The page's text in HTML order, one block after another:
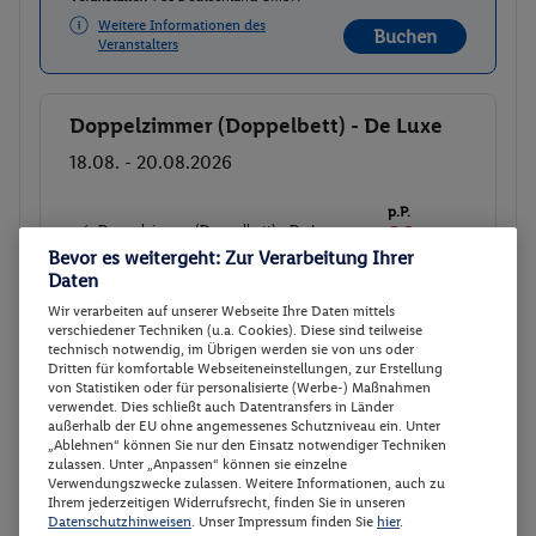
Weitere Informationen des
Veranstalters
Buchen
Buchen
Doppelzimmer (Doppelbett) - De Luxe
18.08. - 20.08.2026
Doppelzimmer (Doppelbett) - De Luxe
Frühstück
p.P.
33.-
Veranstalter:TUI Deutschland GmbH
Weitere Informationen des
Veranstalters
Nicht
verfügbar
Buchen
Doppelzimmer (Doppelbett) - De Luxe
19.08. - 21.08.2026
Bevor es weitergeht: Zur Verarbeitung Ihrer
Daten
Wir verarbeiten auf unserer Webseite Ihre Daten mittels
verschiedener Techniken (u.a. Cookies). Diese sind teilweise
technisch notwendig, im Übrigen werden sie von uns oder
Dritten für komfortable Webseiteneinstellungen, zur Erstellung
von Statistiken oder für personalisierte (Werbe-) Maßnahmen
verwendet. Dies schließt auch Datentransfers in Länder
außerhalb der EU ohne angemessenes Schutzniveau ein. Unter
„Ablehnen“ können Sie nur den Einsatz notwendiger Techniken
zulassen. Unter „Anpassen“ können sie einzelne
Verwendungszwecke zulassen. Weitere Informationen, auch zu
Ihrem jederzeitigen Widerrufsrecht, finden Sie in unseren
Datenschutzhinweisen . Unser Impressum finden Sie hier.